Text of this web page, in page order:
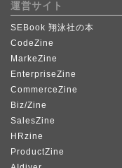
運営サイト
SEBook 翔泳社の本
CodeZine
MarkeZine
EnterpriseZine
CommerceZine
Biz/Zine
SalesZine
HRzine
ProductZine